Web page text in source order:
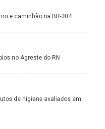
e caminhão na BR-304
no Agreste do RN
de higiene avaliados em